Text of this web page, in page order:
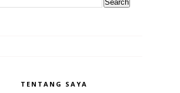
TENTANG SAYA